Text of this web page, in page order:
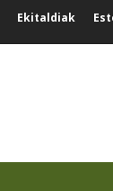
Ekitaldiak